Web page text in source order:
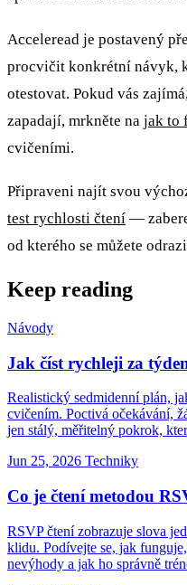
Acceleread je postavený
procvičit konkrétní návyk,
otestovat. Pokud vás
zapadají, mrkněte na jak to
cvičeními.
Připraveni najít svou
test rychlosti čtení —
od kterého se můžete
Keep reading
Návody
Jak číst rychleji za
Realistický sedmidenní plán,
cvičením. Poctivá očekávání,
jen stálý, měřitelný pokrok,
Jun 25, 2026 Techniky
Co je čtení metodou
RSVP čtení zobrazuje slova
klidu. Podívejte se, jak
nevýhody a jak ho správně